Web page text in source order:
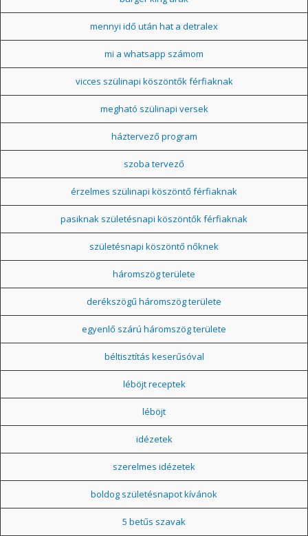
mennyi idő után hat a detralex
mi a whatsapp számom
vicces szülinapi köszöntők férfiaknak
megható szülinapi versek
háztervező program
szoba tervező
érzelmes szülinapi köszöntő férfiaknak
pasiknak születésnapi köszöntők férfiaknak
születésnapi köszöntő nőknek
háromszög területe
derékszögű háromszög területe
egyenlő szárú háromszög területe
béltisztítás keserűsóval
léböjt receptek
léböjt
idézetek
szerelmes idézetek
boldog születésnapot kívánok
5 betűs szavak